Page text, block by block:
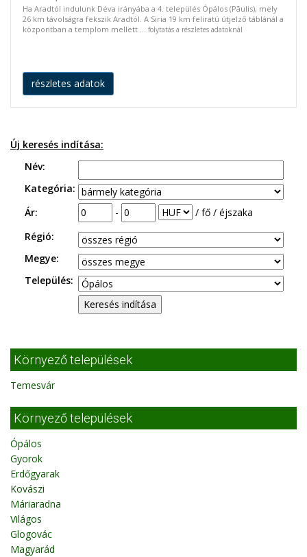
Ha Aradtól indulunk Déva irányába a 4. település Ópálos (Pãulis), mely
26 km távolságra fekszik Aradtól. A Siria 19 km feliratú útjelző táblánál a
központban a templom mellett ... folytatás a részletes adatoknál
részletes adatok
Új keresés indítása:
Név:
Kategória:
Ár:
-
/ fő / éjszaka
Régió:
Megye:
Település:
Környező települések
Temesvár
Környező települések
Ópálos
Gyorok
Erdőgyarak
Kovászi
Máriaradna
Világos
Glogovác
Magyarád